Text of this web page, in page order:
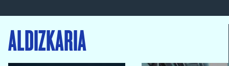
ALDIZKARIA